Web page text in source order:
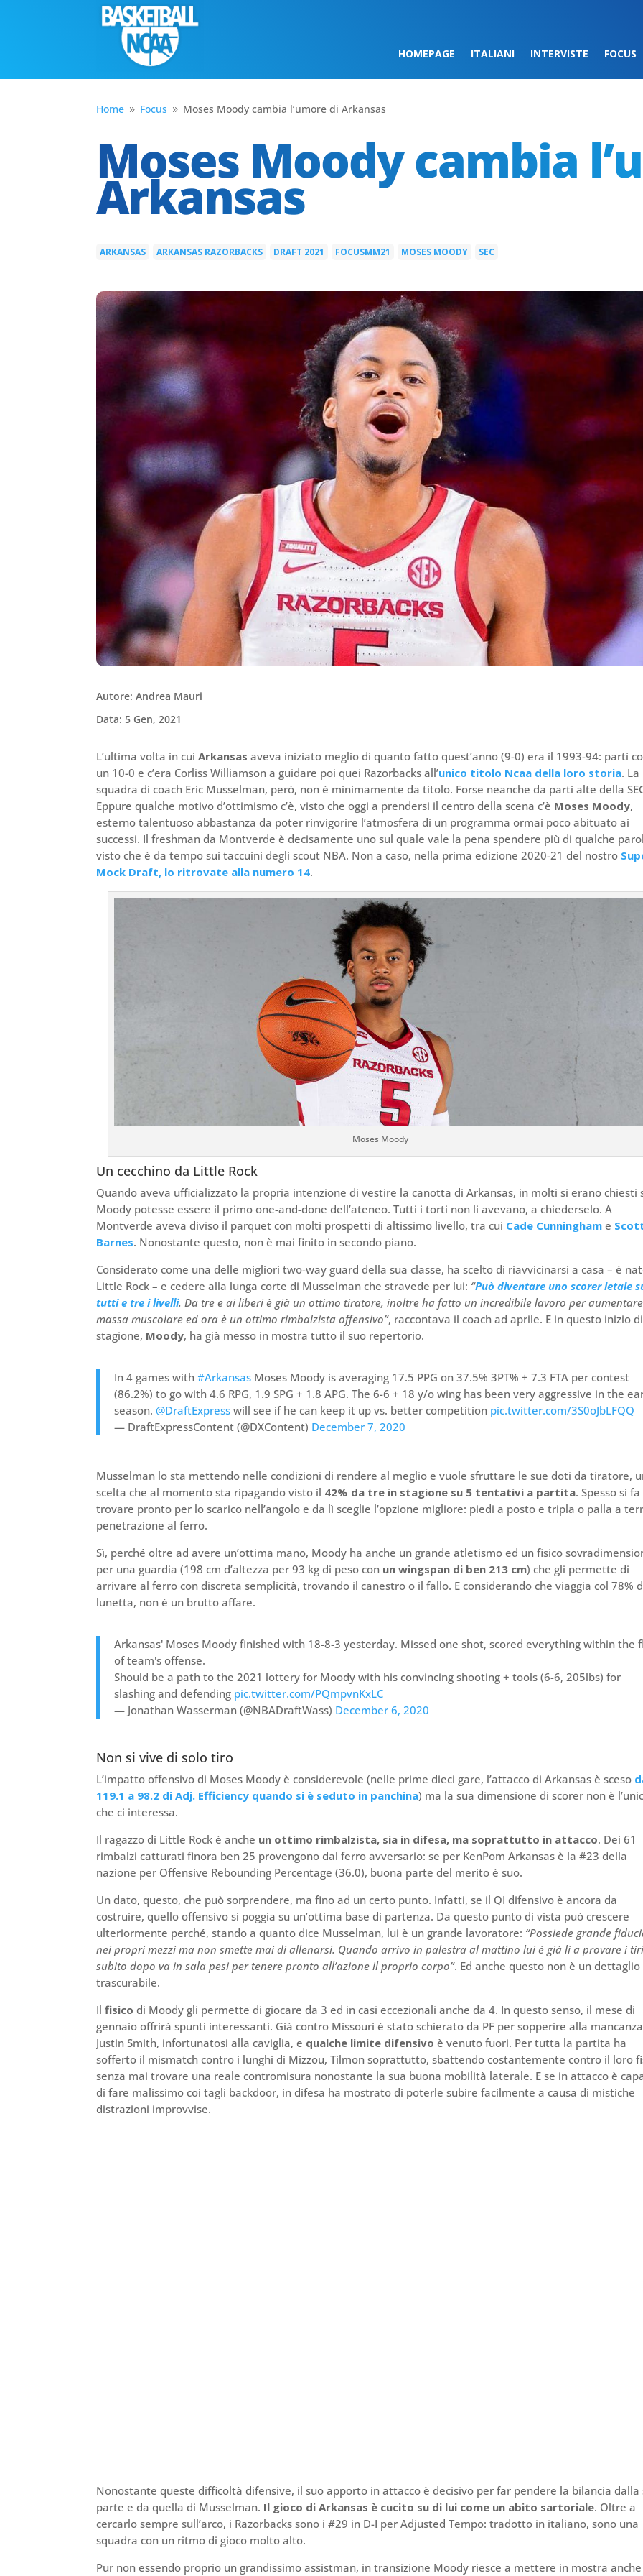
HOMEPAGE ITALIANI INTERVISTE FOCUS
Home 9 Focus 9 Moses Moody cambia l’umore di Arkansas
Moses Moody cambia
Arkansas
ARKANSAS ARKANSAS RAZORBACKS DRAFT 2021 FOCUSMM21 MOSES MOODY SEC
Autore: Andrea Mauri
Data: 5 Gen, 2021
L’ultima volta in cuiArkansas aveva iniziato meglio di quanto fatto quest’anno (9-0) era il 1993-94: partì
un 10-0 e c’era Corliss Williamson a guidare poi quei Razorbacks all’unico titolo Ncaa della loro storia. La
squadra di coach Eric Musselman, però, non è minimamente da titolo. Forse neanche da parti alte della
Eppure qualche motivo d’ottimismo c’è, visto che oggi a prendersi il centro della scena c’è Moses Moody,
esterno talentuoso abbastanza da poter rinvigorire l’atmosfera di un programma ormai poco abituato ai
successi. Il freshman da Montverde è decisamente uno sul quale vale la pena spendere più di qualche
visto che è da tempo sui taccuini degli scout NBA. Non a caso, nella prima edizione 2020-21 del nostro
Mock Draft, lo ritrovate alla numero 14.
Moses Moody
Un cecchino da Little Rock
Quando aveva ufficializzato la propria intenzione di vestire la canotta di Arkansas, in molti si erano chiesti
Moody potesse essere il primo one-and-done dell’ateneo. Tutti i torti non li avevano, a chiederselo. A
Montverde aveva diviso il parquet con molti prospetti di altissimo livello, tra cui Cade Cunningham e
Barnes. Nonostante questo, non è mai finito in secondo piano.
Considerato come una delle migliori two-way guard della sua classe, ha scelto di riavvicinarsi a casa – è
Little Rock – e cedere alla lunga corte di Musselman che stravede per lui: “Può diventare uno scorer letale
tutti e tre i livelli. Da tre e ai liberi è già un ottimo tiratore, inoltre ha fatto un incredibile lavoro per
massa muscolare ed ora è un ottimo rimbalzista offensivo”, raccontava il coach ad aprile. E in questo inizio di
stagione, Moody, ha già messo in mostra tutto il suo repertorio.
In 4 games with#Arkansas Moses Moody is averaging 17.5 PPG on 37.5% 3PT% + 7.3 FTA per contest
(86.2%) to go with 4.6 RPG, 1.9 SPG + 1.8 APG. The 6-6 + 18 y/o wing has been very aggressive in the
season.@DraftExpress will see if he can keep it up vs. better competition pic.twitter.com/3S0oJbLFQQ
— DraftExpressContent (@DXContent) December 7, 2020
Musselman lo sta mettendo nelle condizioni di rendere al meglio e vuole sfruttare le sue doti da tiratore,
scelta che al momento sta ripagando visto il 42% da tre in stagione su 5 tentativi a partita. Spesso si fa
trovare pronto per lo scarico nell’angolo e da lì sceglie l’opzione migliore: piedi a posto e tripla o palla a
penetrazione al ferro.
Sì, perché oltre ad avere un’ottima mano, Moody ha anche un grande atletismo ed un fisico
per una guardia (198 cm d’altezza per 93 kg di peso con un wingspan di ben 213 cm) che gli permette di
arrivare al ferro con discreta semplicità, trovando il canestro o il fallo. E considerando che viaggia col 78%
lunetta, non è un brutto affare.
Arkansas' Moses Moody finished with 18-8-3 yesterday. Missed one shot, scored everything within the
of team's offense.
Should be a path to the 2021 lottery for Moody with his convincing shooting + tools (6-6, 205lbs) for
slashing and defending pic.twitter.com/PQmpvnKxLC
— Jonathan Wasserman (@NBADraftWass) December 6, 2020
Non si vive di solo tiro
L’impatto offensivo di Moses Moody è considerevole (nelle prime dieci gare, l’attacco di Arkansas è sceso
119.1 a 98.2 di Adj. Efficiency quando si è seduto in panchina) ma la sua dimensione di scorer non è
che ci interessa.
Il ragazzo di Little Rock è anche un ottimo rimbalzista, sia in difesa, ma soprattutto in attacco. Dei 61
rimbalzi catturati finora ben 25 provengono dal ferro avversario: se per KenPom Arkansas è la #23 della
nazione per Offensive Rebounding Percentage (36.0), buona parte del merito è suo.
Un dato, questo, che può sorprendere, ma fino ad un certo punto. Infatti, se il QI difensivo è ancora da
costruire, quello offensivo si poggia su un’ottima base di partenza. Da questo punto di vista può crescere
ulteriormente perché, stando a quanto dice Musselman, lui è un grande lavoratore: “Possiede grande
nei propri mezzi ma non smette mai di allenarsi. Quando arrivo in palestra al mattino lui è già lì a provare i
subito dopo va in sala pesi per tenere pronto all’azione il proprio corpo”. Ed anche questo non è un dettaglio
trascurabile.
Ilfisico di Moody gli permette di giocare da 3 ed in casi eccezionali anche da 4. In questo senso, il mese di
gennaio offrirà spunti interessanti. Già contro Missouri è stato schierato da PF per sopperire alla
Justin Smith, infortunatosi alla caviglia, e qualche limite difensivo è venuto fuori. Per tutta la partita ha
sofferto il mismatch contro i lunghi di Mizzou, Tilmon soprattutto, sbattendo costantemente contro il loro
senza mai trovare una reale contromisura nonostante la sua buona mobilità laterale. E se in attacco è
di fare malissimo coi tagli backdoor, in difesa ha mostrato di poterle subire facilmente a causa di mistiche
distrazioni improvvise.
Nonostante queste difficoltà difensive, il suo apporto in attacco è decisivo per far pendere la bilancia dalla
parte e da quella di Musselman. Il gioco di Arkansas è cucito su di lui come un abito sartoriale. Oltre a
cercarlo sempre sull’arco, i Razorbacks sono i #29 in D-I per Adjusted Tempo: tradotto in italiano, sono una
squadra con un ritmo di gioco molto alto.
Pur non essendo proprio un grandissimo assistman, in transizione Moody riesce a mettere in mostra